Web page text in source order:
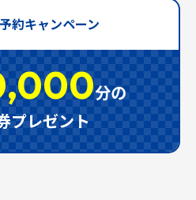
約キャンペーン
分の
プレゼント